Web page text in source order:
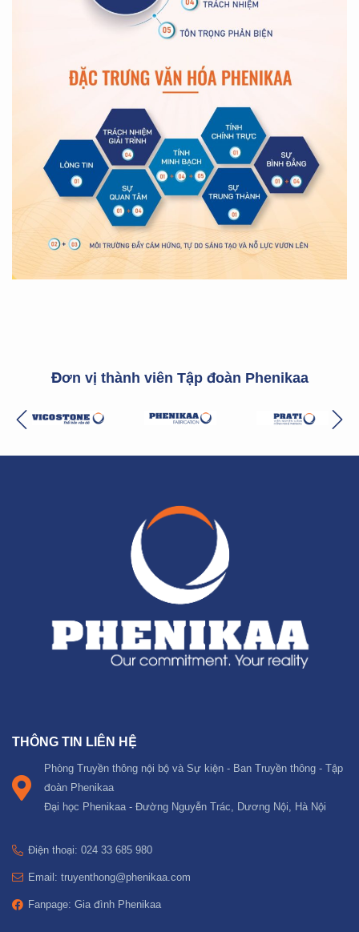
Đơn vị thành viên Tập đoàn Phenikaa
THÔNG TIN LIÊN HỆ
Phòng Truyền thông nội bộ và Sự kiện - Ban Truyền thông - Tập
đoàn Phenikaa
Đại học Phenikaa - Đường Nguyễn Trác, Dương Nội, Hà Nội
Điện thoại: 024 33 685 980
Email: truyenthong@phenikaa.com
Fanpage: Gia đình Phenikaa